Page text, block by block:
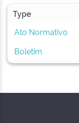
Type
Ato Normativo
Boletim